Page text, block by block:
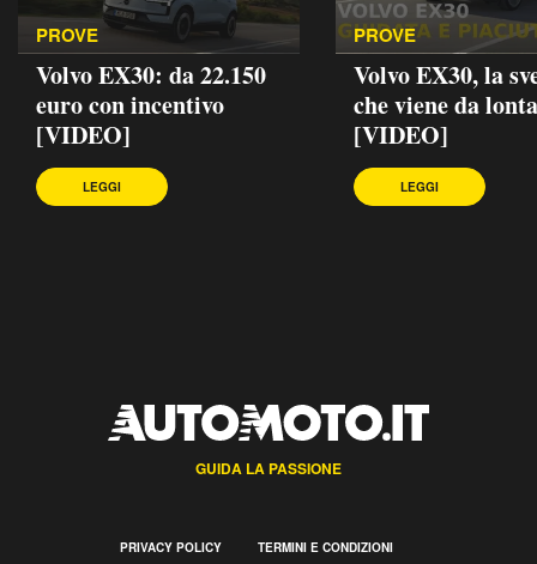
PROVE
Volvo EX30: da 22.150
euro con incentivo
[VIDEO]
LEGGI
PROVE
Volvo EX30, la
che viene da
[VIDEO]
LEGGI
GUIDA LA PASSIONE
PRIVACY POLICY TERMINI E CONDIZIONI